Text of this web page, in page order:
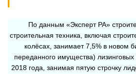
По данным «Эксперт РА»
строительная техника, включая
колёсах, занимает 7,5% в новом
переданного имущества)
2018 года, занимая пятую строчку